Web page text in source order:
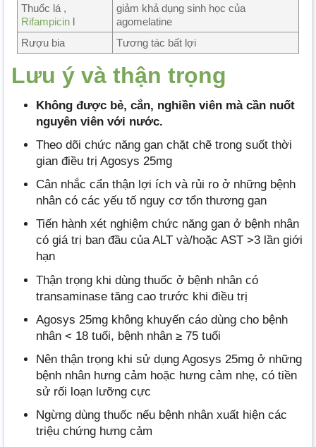
Thuốc lá ,
Rifampicin l
giảm khả dụng sinh học của
agomelatine
Rượu bia
Tương tác bất lợi
Lưu ý và thận trọng
Không được bẻ, cắn, nghiền viên mà cần nuốt
nguyên viên với nước.
Theo dõi chức năng gan chặt chẽ trong suốt thời
gian điều trị Agosys 25mg
Cân nhắc cẩn thận lợi ích và rủi ro ở những bệnh
nhân có các yếu tố nguy cơ tổn thương gan
Tiến hành xét nghiệm chức năng gan ở bệnh nhân
có giá trị ban đầu của ALT và/hoặc AST >3 lần giới
hạn
Thận trọng khi dùng thuốc ở bệnh nhân có
transaminase tăng cao trước khi điều trị
Agosys 25mg không khuyến cáo dùng cho bệnh
nhân < 18 tuổi, bệnh nhân ≥ 75 tuổi
Nên thận trọng khi sử dụng Agosys 25mg ở những
bệnh nhân hưng cảm hoặc hưng cảm nhẹ, có tiền
sử rối loạn lưỡng cực
Ngừng dùng thuốc nếu bệnh nhân xuất hiện các
triệu chứng hưng cảm